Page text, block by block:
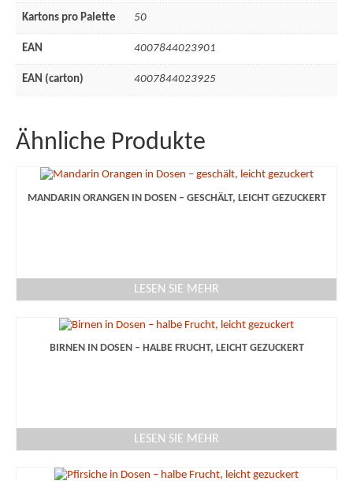
Kartons pro Palette 50
EAN 4007844023901
EAN (carton) 4007844023925
Ähnliche Produkte
MANDARIN ORANGEN IN DOSEN – GESCHÄLT, LEICHT GEZUCKERT
LESEN SIE MEHR
BIRNEN IN DOSEN – HALBE FRUCHT, LEICHT GEZUCKERT
LESEN SIE MEHR